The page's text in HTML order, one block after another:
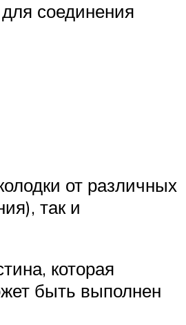
соединения
от различных
так и
которая
быть выполнен